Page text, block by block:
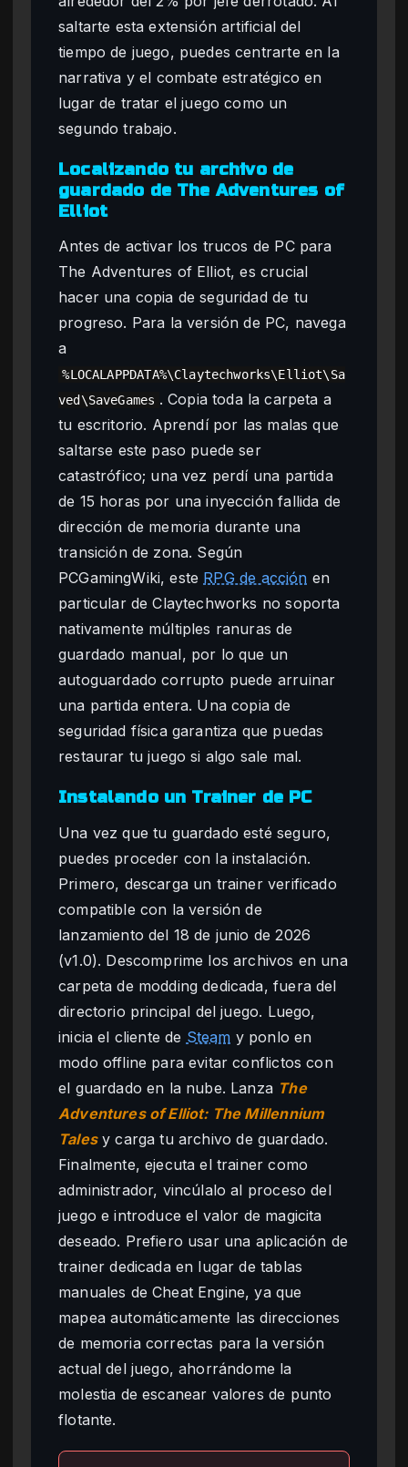
saltarte esta extensión artificial del
tiempo de juego, puedes centrarte en la
narrativa y el combate estratégico en
lugar de tratar el juego como un
segundo trabajo.
Localizando tu archivo de
guardado de The Adventures of
Elliot
Antes de activar los trucos de PC para
The Adventures of Elliot, es crucial
hacer una copia de seguridad de tu
progreso. Para la versión de PC, navega
a
%LOCALAPPDATA%\Claytechworks\Elliot\Sa
ved\SaveGames . Copia toda la carpeta a
tu escritorio. Aprendí por las malas que
saltarse este paso puede ser
catastrófico; una vez perdí una partida
de 15 horas por una inyección fallida de
dirección de memoria durante una
transición de zona. Según
PCGamingWiki, este RPG de acción en
particular de Claytechworks no soporta
nativamente múltiples ranuras de
guardado manual, por lo que un
autoguardado corrupto puede arruinar
una partida entera. Una copia de
seguridad física garantiza que puedas
restaurar tu juego si algo sale mal.
Instalando un Trainer de PC
Una vez que tu guardado esté seguro,
puedes proceder con la instalación.
Primero, descarga un trainer verificado
compatible con la versión de
lanzamiento del 18 de junio de 2026
(v1.0). Descomprime los archivos en una
carpeta de modding dedicada, fuera del
directorio principal del juego. Luego,
inicia el cliente de Steam y ponlo en
modo offline para evitar conflictos con
el guardado en la nube. Lanza The
Adventures of Elliot: The Millennium
Talesy carga tu archivo de guardado.
Finalmente, ejecuta el trainer como
administrador, vincúlalo al proceso del
juego e introduce el valor de magicita
deseado. Prefiero usar una aplicación de
trainer dedicada en lugar de tablas
manuales de Cheat Engine, ya que
mapea automáticamente las direcciones
de memoria correctas para la versión
actual del juego, ahorrándome la
molestia de escanear valores de punto
flotante.